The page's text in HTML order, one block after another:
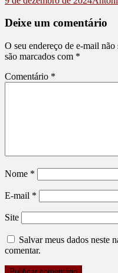
Deixe um comentário
O seu endereço de e-mail não
são marcados com *
Comentário *
Nome *
E-mail *
Site
Salvar meus dados neste
comentar.